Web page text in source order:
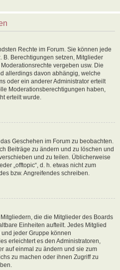
Rechte im Forum. Sie können jede
B. Berechtigungen setzen, Mitglieder
vergeben usw. Die
allerdings davon abhängig, welche
oder ein anderer Administrator erteilt
Moderationsberechtigungen haben,
erteilt wurde.
Geschehen im Forum zu beobachten.
Beiträge zu ändern und zu löschen und
und zu teilen. Üblicherweise
„offtopic“, d. h. etwas nicht zum
bzw. Angreifendes schreiben.
die die Mitglieder des Boards
Einheiten aufteilt. Jedes Mitglied
jeder Gruppe können
erleichtert es den Administratoren,
auf einmal zu ändern und sie zum
zu machen oder ihnen Zugriff zu